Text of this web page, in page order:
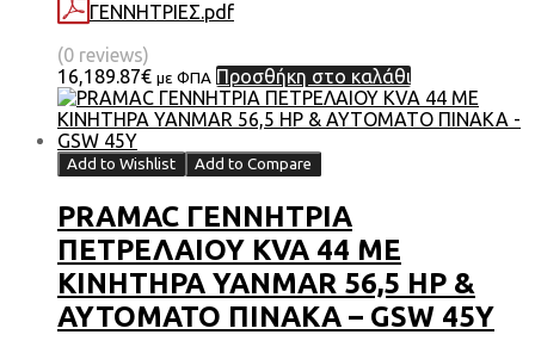
ΓΕΝΝΗΤΡΙΕΣ.pdf
(0 reviews)
16,189.87€ με ΦΠΑ Προσθήκη στο καλάθι
Add to Wishlist Add to Compare
PRAMAC ΓΕΝΝΗΤΡΙΑ
ΠΕΤΡΕΛΑΙΟΥ KVA 44 ΜΕ
ΚΙΝΗΤΗΡΑ YANMAR 56,5 HP &
ΑΥΤΟΜΑΤΟ ΠΙΝΑΚΑ – GSW 45Y